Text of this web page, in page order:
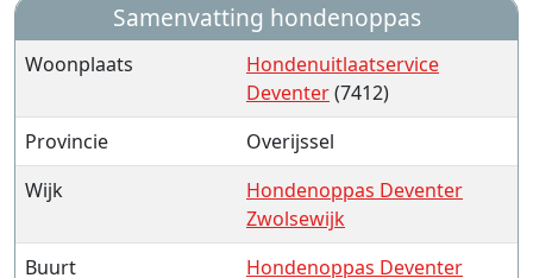
Samenvatting hondenoppas
Woonplaats
Hondenuitlaatservice
Deventer(7412)
Provincie
Overijssel
Wijk
Hondenoppas Deventer
Zwolsewijk
Buurt
Hondenoppas Deventer